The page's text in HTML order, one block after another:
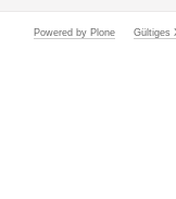
Powered by Plone Gültiges